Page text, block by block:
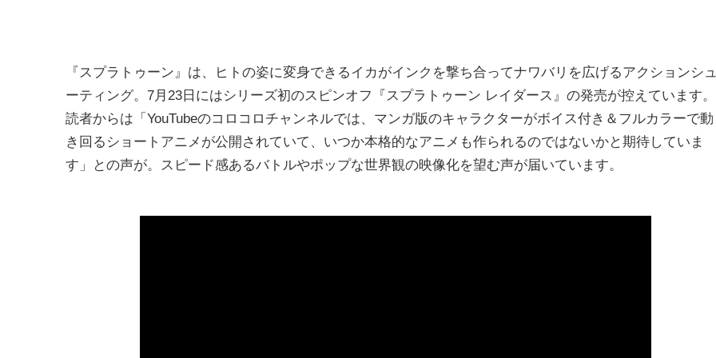
『スプラトゥーン』は、ヒトの姿に変身できるイカがインクを撃ち合ってナワバリを広げるアクションシ
ーティング。7月23日にはシリーズ初のスピンオフ『スプラトゥーン レイダース』の発売が控えています。
読者からは「YouTubeのコロコロチャンネルでは、マンガ版のキャラクターがボイス付き＆フルカラーで動
き回るショートアニメが公開されていて、いつか本格的なアニメも作られるのではないかと期待していま
す」との声が。スピード感あるバトルやポップな世界観の映像化を望む声が届いています。